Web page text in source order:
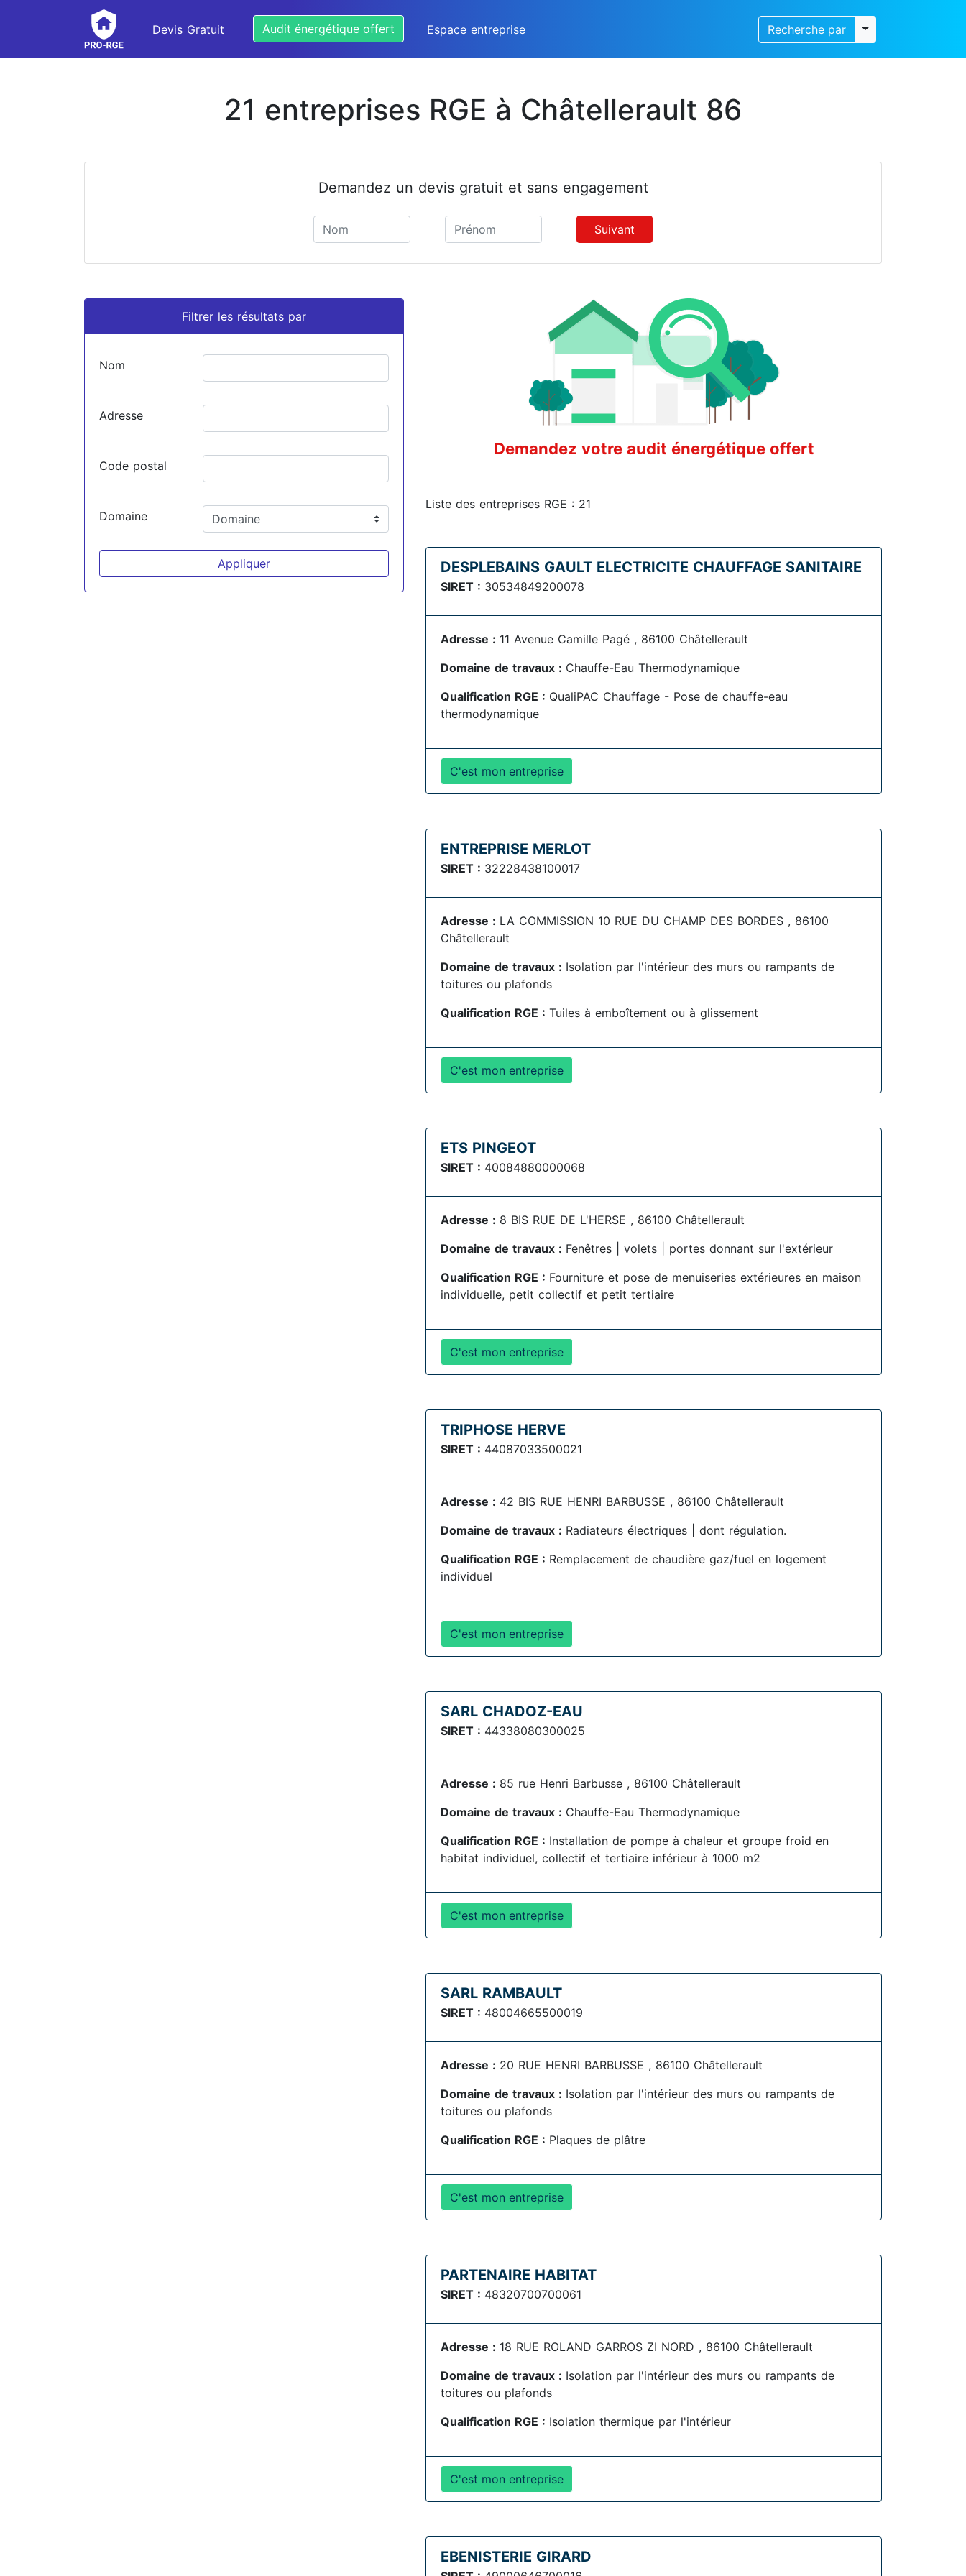
Devis Gratuit Audit énergétique offert Espace entreprise Recherche par Toggle dropdown
21 entreprises RGE à Châtellerault 86
Demandez un devis gratuit et sans engagement
Suivant
Filtrer les résultats par
Nom
Adresse
Code postal
Domaine
Appliquer
Demandez votre audit énergétique offert
Liste des entreprises RGE : 21
DESPLEBAINS GAULT ELECTRICITE CHAUFFAGE SANITAIRE
SIRET : 30534849200078
Adresse : 11 Avenue Camille Pagé , 86100 Châtellerault
Domaine de travaux : Chauffe-Eau Thermodynamique
Qualification RGE : QualiPAC Chauffage - Pose de chauffe-eau
thermodynamique
C'est mon entreprise
ENTREPRISE MERLOT
SIRET : 32228438100017
Adresse : LA COMMISSION 10 RUE DU CHAMP DES BORDES , 86100
Châtellerault
Domaine de travaux : Isolation par l'intérieur des murs ou rampants de
toitures ou plafonds
Qualification RGE : Tuiles à emboîtement ou à glissement
C'est mon entreprise
ETS PINGEOT
SIRET : 40084880000068
Adresse : 8 BIS RUE DE L'HERSE , 86100 Châtellerault
Domaine de travaux : Fenêtres | volets | portes donnant sur l'extérieur
Qualification RGE : Fourniture et pose de menuiseries extérieures en maison
individuelle, petit collectif et petit tertiaire
C'est mon entreprise
TRIPHOSE HERVE
SIRET : 44087033500021
Adresse : 42 BIS RUE HENRI BARBUSSE , 86100 Châtellerault
Domaine de travaux : Radiateurs électriques | dont régulation.
Qualification RGE : Remplacement de chaudière gaz/fuel en logement
individuel
C'est mon entreprise
SARL CHADOZ-EAU
SIRET : 44338080300025
Adresse : 85 rue Henri Barbusse , 86100 Châtellerault
Domaine de travaux : Chauffe-Eau Thermodynamique
Qualification RGE : Installation de pompe à chaleur et groupe froid en
habitat individuel, collectif et tertiaire inférieur à 1000 m2
C'est mon entreprise
SARL RAMBAULT
SIRET : 48004665500019
Adresse : 20 RUE HENRI BARBUSSE , 86100 Châtellerault
Domaine de travaux : Isolation par l'intérieur des murs ou rampants de
toitures ou plafonds
Qualification RGE : Plaques de plâtre
C'est mon entreprise
PARTENAIRE HABITAT
SIRET : 48320700700061
Adresse : 18 RUE ROLAND GARROS ZI NORD , 86100 Châtellerault
Domaine de travaux : Isolation par l'intérieur des murs ou rampants de
toitures ou plafonds
Qualification RGE : Isolation thermique par l'intérieur
C'est mon entreprise
EBENISTERIE GIRARD